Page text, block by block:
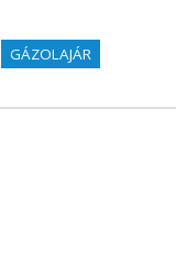
GÁZOLAJÁR